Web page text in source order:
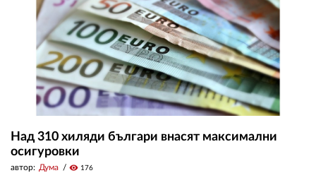
Над 310 хиляди българи внасят максимални
осигуровки
автор: Дума visibility 176